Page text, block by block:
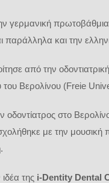
γερμανική πρωτοβάθμια
παράλληλα και την
από την
του Βερολίνου (Freie
οδοντίατρος στο
με την μουσική
της i-Dentity Dental